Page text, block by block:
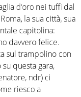
d’oro nei tuffi dal
la sua città, sua
capitolina:
davvero felice.
sul trampolino con
questa gara,
ndr) ci
riesco a